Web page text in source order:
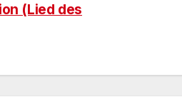
(Lied des